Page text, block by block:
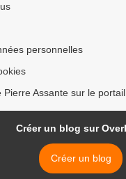
personnelles
Pierre Assante sur le
Créer un blog sur
Créer un blog